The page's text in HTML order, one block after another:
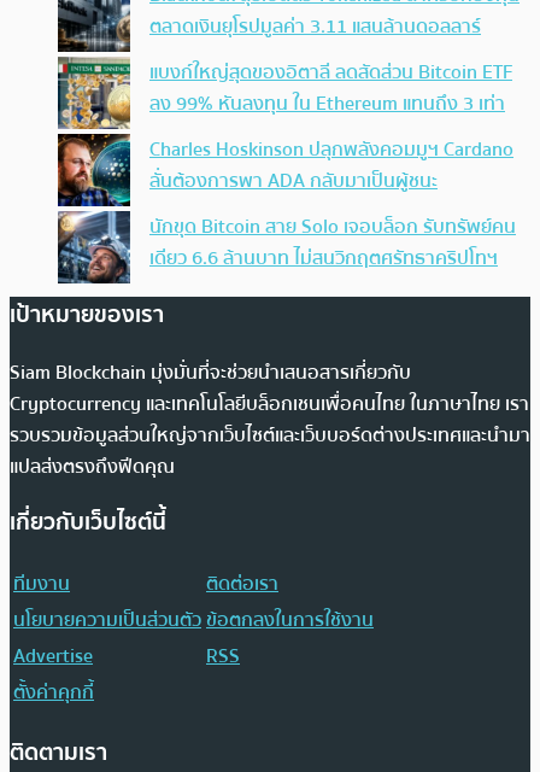
ตลาดเงินยุโรปมูลค่า 3.11 แสนล้านดอลลาร์
แบงก์ใหญ่สุดของอิตาลี ลดสัดส่วน Bitcoin ETF
ลง 99% หันลงทุน ใน Ethereum แทนถึง 3 เท่า
Charles Hoskinson ปลุกพลังคอมมูฯ Cardano
ลั่นต้องการพา ADA กลับมาเป็นผู้ชนะ
นักขุด Bitcoin สาย Solo เจอบล็อก รับทรัพย์คน
เดียว 6.6 ล้านบาท ไม่สนวิกฤตศรัทธาคริปโทฯ
เป้าหมายของเรา
Siam Blockchain มุ่งมั่นที่จะช่วยนำเสนอสารเกี่ยวกับ
Cryptocurrency และเทคโนโลยีบล็อกเชนเพื่อคนไทย ในภาษาไทย เรา
รวบรวมข้อมูลส่วนใหญ่จากเว็บไซต์และเว็บบอร์ดต่างประเทศและนำมา
แปลส่งตรงถึงฟีดคุณ
เกี่ยวกับเว็บไซต์นี้
ทีมงาน
ติดต่อเรา
นโยบายความเป็นส่วนตัวข้อตกลงในการใช้งาน
Advertise
RSS
ตั้งค่าคุกกี้
ติดตามเรา